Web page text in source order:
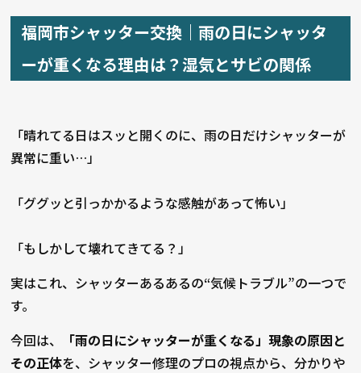
福岡市シャッター交換｜雨の日にシャッタ
ーが重くなる理由は？湿気とサビの関係
「晴れてる日はスッと開くのに、雨の日だけシャッターが
異常に重い…」
「ググッと引っかかるような感触があって怖い」
「もしかして壊れてきてる？」
実はこれ、シャッターあるあるの“気候トラブル”の一つで
す。
今回は、
「雨の日にシャッターが重くなる」現象の原因と
その正体を、シャッター修理のプロの視点から、分かりや